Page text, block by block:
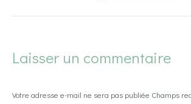
commentaire
Laisser un commentaire
Votre adresse e-mail ne sera pas publiée Champs